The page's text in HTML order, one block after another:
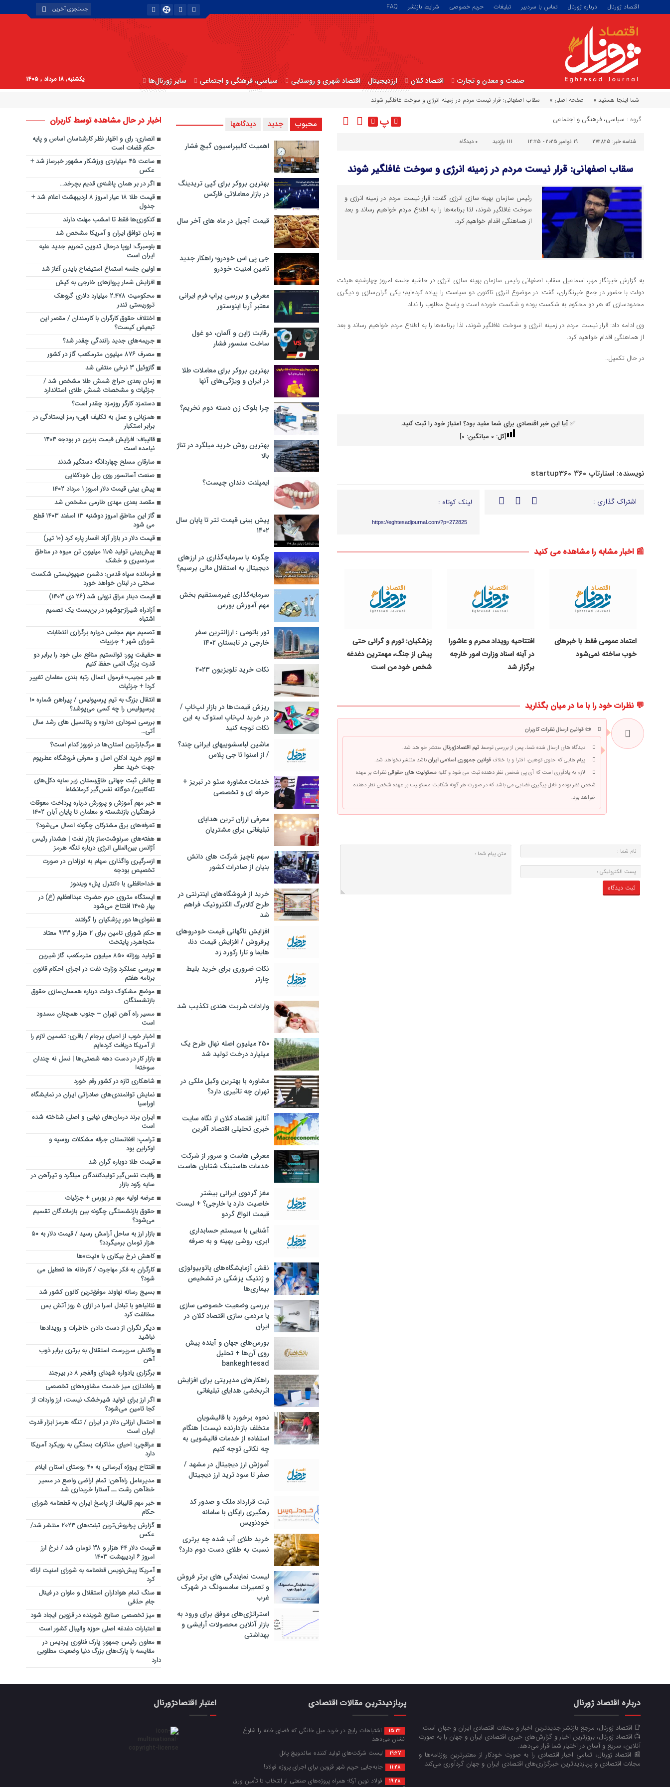
اقتصاد ژورنال درباره ژورنال تماس با سردبیر تبلیغات حریم خصوصی شرایط بازنشر FAQ
صنعت و معدن و تجارت اقتصاد کلان ارزدیجیتال اقتصاد شهری و روستایی سیاسی، فرهنگی و اجتماعی سایر ژورنال‌ها یکشنبه, ۱۸ مرداد , ۱۴۰۵
شما اینجا هستید » صفحه اصلی » سقاب اصفهانی: قرار نیست مردم در زمینه انرژی و سوخت غافلگیر شوند
گروه : سیاسی، فرهنگی و اجتماعی پ
شناسه خبر: 272825 19 نوامبر 2025 - 14:25 111 بازدید ۰ دیدگاه
سقاب اصفهانی: قرار نیست مردم در زمینه انرژی و سوخت غافلگیر شوند
رئیس سازمان بهینه سازی انرژی گفت: قرار نیست مردم در زمینه انرژی و
سوخت غافلگیر شوند، لذا برنامه‌ها را به اطلاع مردم خواهیم رساند و بعد
از هماهنگی اقدام خواهیم کرد.
به گزارش خبرنگار مهر، اسماعیل سقاب اصفهانی رئیس سازمان بهینه سازی انرژی در حاشیه جلسه امروز چهارشنبه هیئت
دولت با حضور در جمع خبرنگاران، گفت: در موضوع انرژی تاکنون دو سیاست را پیاده کرده‌ایم؛ یکی گران‌سازی و دیگری
محدودسازی که هر دو محکوم به شکست بوده و شکست خورده است و پاسخ مطلوب را نداد.
وی ادامه داد: قرار نیست مردم در زمینه انرژی و سوخت غافلگیر شوند، لذا برنامه‌ها را به اطلاع مردم خواهیم رساند و بعد
از هماهنگی اقدام خواهیم کرد.
در حال تکمیل..
✅ آیا این خبر اقتصادی برای شما مفید بود؟ امتیاز خود را ثبت کنید.
[کل: 0 میانگین: 0
]
نویسنده: استارتاپ ۳۶۰ startup360
اشتراک گذاری : لینک کوتاه :
https://eghtesadjournal.com/?p=272825
📰 اخبار مشابه را مشاهده می کنید
اعتماد عمومی فقط با خبرهای
خوب ساخته نمی‌شود
افتتاحیه رویداد محرم و عاشورا
در آینه اسناد وزارت امور خارجه
برگزار شد
پزشکیان: تورم و گرانی حتی
پیش از جنگ، مهمترین دغدغه
شخص خود من است
💬 نظرات خود را با ما در میان بگذارید
📜 قوانین ارسال نظرات کاربران
دیدگاه های ارسال شده شما، پس از بررسی توسط تیم اقتصادژورنال منتشر خواهد شد.
پیام هایی که حاوی توهین، افترا و یا خلاف قوانین جمهوری اسلامی ایرانباشد منتشر نخواهد شد.
لازم به یادآوری است که آی پی شخص نظر دهنده ثبت می شود و کلیه مسئولیت های حقوقینظرات بر عهده
شخص نظر بوده و قابل پیگیری قضایی می باشد که در صورت هر گونه شکایت مسئولیت بر عهده شخص نظر دهنده
خواهد بود.
محبوب جدید دیدگاهها
اهمیت کالیبراسیون گیج فشار
بهترین بروکر برای کپی‌ تریدینگ
در بازار معاملاتی فارکس
قیمت آجیل در ماه های آخر سال
جی پی اس خودرو؛ راهکار جدید
تامین امنیت خودرو
معرفی و بررسی پراپ فرم ایرانی
معتبر آریا اینوستور
رقابت ژاپن و آلمان، دو غول
ساخت سنسور فشار
بهترین بروکر برای معاملات طلا
در ایران و ویژگی‌های آنها
چرا بلوک زن دسته دوم نخریم؟
بهترین روش خرید میلگرد در تناژ
بالا
ایمپلنت دندان چیست؟
پیش بینی قیمت تتر تا پایان سال
۱۴۰۲
چگونه با سرمایه‌گذاری در ارزهای
دیجیتال به استقلال مالی برسیم؟
سرمایه‌گذاری غیرمستقیم بخش
مهم آموزش بورس
تور باتومی : ارزانترین سفر
خارجی در تابستان ۱۴۰۲
نکات خرید تلویزیون ۲۰۲۳
ریزش قیمت‌ها در بازار لپ‌تاپ /
در خرید لپ‌تاپ استوک به این
نکات توجه کنید
ماشین لباسشویی‎های ایرانی چند؟
/ از اسنوا تا جی پلاس
خدمات مشاوره سئو در تبریز +
حرفه ای و تخصصی
معرفی ارزان ترین هدایای
تبلیغاتی برای مشتریان
سهم ناچیز شرکت های دانش
بنیان از صادرات کشور
خرید از فروشگاه‌های اینترنتی در
طرح کالابرگ الکترونیک فراهم
شد
افزایش ناگهانی قیمت خودروهای
پرفروش / افزایش قیمت دنا،
هایما و تارا رکورد زد
نکات ضروری برای خرید بلیط
چارتر
وارادات شربت هندی تکذیب شد
۲۵۰ میلیون اصله نهال طرح یک
میلیارد درخت تولید شد
مشاوره با بهترین وکیل ملکی در
تهران چه تاثیری دارد؟
آنالیز اقتصاد کلان از نگاه سایت
خبری تحلیلی اقتصاد آفرین
معرفی هاست و سرور از شرکت
خدمات هاستینگ شتابان هاست
مغز گردوی ایرانی بیشتر
خاصیت دارد یا خارجی؟ + لیست
قیمت انواع گردو
آشنایی با سیستم حسابداری
ابری، روشی بهینه و به صرفه
نقش آزمایشگاه‌های پاتوبیولوژی
و ژنتیک پزشکی در تشخیص
بیماری‌ها
بررسی وضعیت خصوصی سازی
یا مردمی سازی اقتصاد کلان در
ایران
بورس‌های جهان و آینده پیش
روی آن‌ها + تحلیل
bankeghtesad
راهکارهای مدیریتی برای افزایش
اثربخشی هدایای تبلیغاتی
نحوه برخورد با قالیشویان
متخلف بازدارنده نیست| هنگام
استفاده از خدمات قالیشویی به
چه نکاتی توجه کنیم
آموزش ارز دیجیتال در مشهد /
صفر تا سود ترید ارز دیجیتال
ثبت قرارداد ملک و صدور کد
رهگیری رایگان با سامانه
خودنویس
خرید طلای آب شده چه برتری
نسبت به طلای دست دوم دارد؟
لیست نمایندگی های برتر فروش
و تعمیرات سامسونگ در شهرک
غرب
استراتژی‌های موفق برای ورود به
بازار آنلاین محصولات آرایشی و
بهداشتی
اخبار در حال مشاهده توسط کاربران
انصاری: رای و اظهار نظر کارشناسان اساس و پایه
حکم قضات است
ساعت ۴۵ میلیاردی ورزشکار مشهور خبرساز شد +
عکس
اگر در بر همان پاشنه‌ی قدیم بچرخد…
قیمت طلا ۱۸ عیار امروز ۸ اردیبهشت اعلام شد +
جدول
کنکوری‌ها فقط تا امشب مهلت دارند
زمان توافق ایران و آمریکا مشخص شد
بلومبرگ: اروپا درحال تدوین تحریم جدید علیه
ایران است
اولین جلسه استماع استیضاح بایدن آغاز شد
افزایش شمار پروازهای خارجی به کیش
محکومیت ۲.۴۷۸ میلیارد دلاری گروهک
تروریستی تندر
اختلاف حقوق کارگران با کارمندان / مقصر این
تبعیض کیست؟
جریمه‌های جدید رانندگی چقدر شد؟
مصرف ۸۷۶ میلیون مترمکعب گاز در کشور
گازوئیل ۳ نرخی منتفی شد
زمان بعدی حراج شمش طلا مشخص شد /
جزئیات و مشخصات شمش طلای استاندارد
دستمزد کارگر روزمزد چقدر است؟
همزبانی و عمل به تکلیف الهی؛ رمز ایستادگی در
برابر استکبار
قالیباف: افزایش قیمت بنزین در بودجه ۱۴۰۴
نیامده است
سارقان مسلح چهاردانگه دستگیر شدند
صنعت آسانسور روی ریل خودکفایی
پیش بینی قیمت دلار امروز ۱ مرداد ۱۴۰۲
مقصد بعدی مهدی طارمی مشخص شد
گاز این مناطق امروز دوشنبه ۱۳ اسفند ۱۴۰۳ قطع
می شود
قیمت دلار در بازار آزاد افسار پاره کرد (۱۰ تیر)
پیش‌بینی تولید ۱۱٫۵ میلیون تن میوه در مناطق
سردسیری و خشک
فرمانده سپاه قدس: دشمن صهیونیستی شکست
سختی در لبنان خواهد خورد
قیمت دینار عراق نزولی شد (۲۶ دی ۱۴۰۳)
آزادراه شیراز-بوشهر؛ در بن‌بست یک تصمیم
اشتباه
تصمیم مهم مجلس درباره برگزاری انتخابات
شورای شهر + جزییات
حقیقت پور: توانستیم منافع ملی خود را برابر دو
قدرت بزرگ اتمی حفظ کنیم
خبر عجیب؛ فرمول اعمال رتبه بندی معلمان تغییر
کرد! + جزئیات
انتقال بزرگ به تیم پرسپولیس / پیراهن شماره ۱۰
پرسپولیس را چه کسی می‌پوشد؟
بررسی نموداری «دارو» و پتانسیل های رشد سال
آتی…
مرگ‌بارترین استان‌ها در نوروز کدام است؟
لزوم خرید ادکلن اصل و معرفی فروشگاه عطریوم
جهت خرید عطر
چالش ثبت جهانی طاق‌بستان زیر سایه دکل‌های
تله‌کابین/‌ دوگانه نفس‌گیر کرمانشاه!
خبر مهم آموزش و پرورش درباره پرداخت معوقات
فرهنگیان بازنشسته و معلمان تا پایان آبان ۱۴۰۲
تعرفه‌های برق مشترکان چگونه اعمال می‌شود؟
هفته‌های سرنوشت‌ساز بازار نفت | هشدار رئیس
آژانس بین‌المللی انرژی درباره تنگه هرمز
ازسرگیری واگذاری سهام به نوزادان در صورت
تخصیص بودجه
خداحافظی با «کنترل پنل» ویندوز
ایستگاه متروی حرم حضرت عبدالعظیم (ع) در
بهار ۱۴۰۵ افتتاح می‌شود
نفوذی‌ها دور پزشکیان را گرفتند
حکم شورای تامین برای ۲ هزار و ۹۳۳ معتاد
متجاهردر پایتخت
تولید روزانه ۸۵۰ میلیون مترمکعب گاز شیرین
بررسی عملکرد وزارت نفت در اجرای احکام قانون
برنامه هفتم
موضع مشکوک دولت درباره همسان‌سازی حقوق
بازنشستگان
مسیر راه‌ آهن تهران – جنوب همچنان مسدود
است
اخبار خوب از احیای برجام / باقری: تضمین لازم را
از آمریکا دریافت کرده‌ایم
بازار کار در دست دهه شصتی‌ها | نسل نه چندان
سوخته!
شاهکاری تازه در کشور رقم خورد
نمایش توانمندی‌های صادراتی ایران در نمایشگاه
اوراسیا
ایران برند درمان‌های نهایی و اصلی شناخته شده
است
ترامپ: افغانستان جرقه مشکلات روسیه و
اوکراین بود
قیمت طلا دوباره گران شد
رقابت نفس‌گیر تولیدکنندگان میلگرد و تیرآهن در
سایه رکود بازار
عرضه اولیه مهم در بورس + جزئیات
حقوق بازنشستگی چگونه بین بازماندگان تقسیم
می‌شود؟
بازار ارز به ساحل آرامش رسید / قیمت دلار به ۵۰
هزار تومان برمیگردد؟
کاهش نرخ بیکاری با «نیت»ها
کارگران به فکر مهاجرت / کارخانه ها تعطیل می
شود؟
بسیج رسانه نهاوند موفق‌ترین کانون کشور شد
نتانیاهو با تبادل اسرا در ازای ۵ روز آتش بس
مخالفت کرد
دیگر نگران از دست دادن خاطرات و رویدادها
نباشید
واکنش سرپرست استقلال به برتری برابر ذوب
آهن
برگزاری یادواره شهدای والفجر ۸ در بیرجند
راه‌اندازی میز خدمت مشاوره‌های تخصصی
اگر ارز برای تولید شیرخشک نیست، ارز واردات از
کجا تامین می‌شود؟
احتمال ارزانی دلار در ایران / تنگه هرمز ابزار قدرت
ایران است
عراقچی: احیای مذاکرات بستگی به رویکرد آمریکا
دارد
افتتاح پروژه آبرسانی به ۴۰ روستای استان ایلام
مدیرعامل راه‌آهن: تمام اراضی واصع در مسیر
خط‌آهن رشت ــ آستارا خریداری شد
خبر مهم قالیباف از پاسخ ایران به قطعنامه شورای
حکام
گزارش پرفروش‌ترین تبلت‌های ۲۰۲۴ منتشر شد/
عکس
قیمت دلار ۴۴ هزار و ۳۸ تومان شد / نرخ ارز
امروز ۶ اردیبهشت ۱۴۰۳
آمریکا پیش‌نویس قطعنامه‌ به شورای امنیت ارائه
کرد
سنگ تمام هواداران استقلال و ملوان در فینال
جام حذفی
میز تخصصی صنایع شوینده در قزوین ایجاد شود
اعتبارات دغدغه اصلی حوزه والیبال کشور است
معاون رئیس جمهور: پارک فناوری پردیس در
مقایسه با پارک‌های بزرگ دنیا وضعیت مطلوبی
دارد
درباره اقتصاد ژورنال
📑 اقتصاد ژورنال، مرجع بازنشر جدیدترین اخبار و مجلات اقتصادی ایران و جهان است.
📺 اقتصاد ژورنال، بروزترین اخبار و گزارش‌های خبری اقتصادی ایران و جهان را به صورت
آنلاین، سریع و آسان در اختیار شما قرار می‌‌دهد.
📰 اقتصاد ژورنال، تمامی اخبار اقتصادی را به صورت خودکار از معتبرترین روزنامه‌ها و
مجلات اقتصادی و پربازدیدترین خبرگزاری‌های اقتصادی ایران و جهان گردآوری می‌کند.
پربازدیدترین مقالات اقتصادی
15:22
اشتباهات رایج در خرید مبل خانگی که فضای خانه را شلوغ
نشان می‌دهد
19:27 لیست شرکت‌های تولید کننده ساندویچ پانل
11:28 جابه‌جایی حریم شهر قزوین برای اجرای پروژه فولاد!
19:28
فولاد نوین آرکا؛ همراه پروژه‌های صنعتی از انتخاب تا تأمین ورق
اعتبار اقتصادژورنال